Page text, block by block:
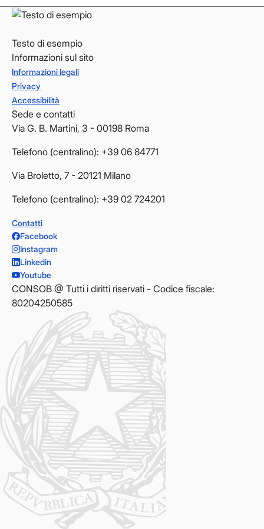
Testo di esempio
Informazioni sul sito
Informazioni legali
Privacy
Accessibilità
Sede e contatti
Via G. B. Martini, 3 - 00198 Roma
Telefono (centralino): +39 06 84771
Via Broletto, 7 - 20121 Milano
Telefono (centralino): +39 02 724201
Contatti
Facebook
Instagram
Linkedin
Youtube
CONSOB @ Tutti i diritti riservati - Codice fiscale:
80204250585